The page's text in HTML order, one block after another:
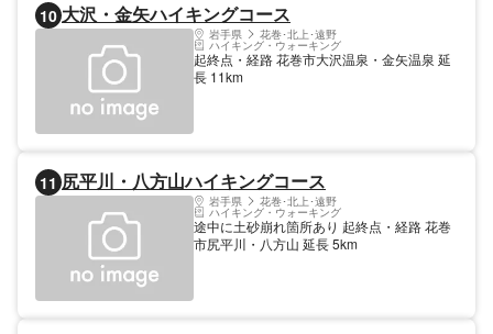
10 大沢・金矢ハイキングコース
岩手県 花巻･北上･遠野
ハイキング・ウォーキング
起終点・経路 花巻市大沢温泉・金矢温泉 延
長 11km
11 尻平川・八方山ハイキングコース
岩手県 花巻･北上･遠野
ハイキング・ウォーキング
途中に土砂崩れ箇所あり 起終点・経路 花巻
市尻平川・八方山 延長 5km